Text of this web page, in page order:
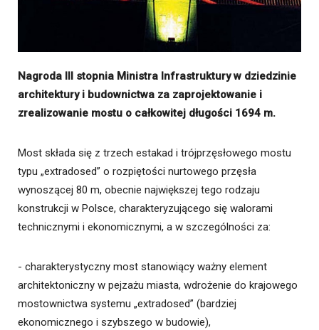
Nagroda III stopnia Ministra Infrastruktury w dziedzinie
architektury i budownictwa za zaprojektowanie i
zrealizowanie mostu o całkowitej długości 1694 m.
Most składa się z trzech estakad i trójprzęsłowego mostu
typu „extradosed” o rozpiętości nurtowego przęsła
wynoszącej 80 m, obecnie największej tego rodzaju
konstrukcji w Polsce, charakteryzującego się walorami
technicznymi i ekonomicznymi, a w szczególności za:
- charakterystyczny most stanowiący ważny element
architektoniczny w pejzażu miasta, wdrożenie do krajowego
mostownictwa systemu „extradosed” (bardziej
ekonomicznego i szybszego w budowie),